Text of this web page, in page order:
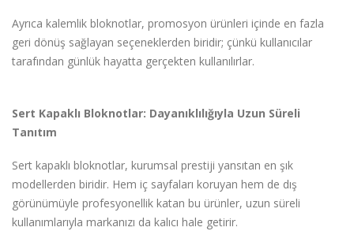
Ayrıca kalemlik bloknotlar, promosyon ürünleri içinde en fazla
geri dönüş sağlayan seçeneklerden biridir; çünkü kullanıcılar
tarafından günlük hayatta gerçekten kullanılırlar.
Sert Kapaklı Bloknotlar: Dayanıklılığıyla Uzun Süreli
Tanıtım
Sert kapaklı bloknotlar, kurumsal prestiji yansıtan en şık
modellerden biridir. Hem iç sayfaları koruyan hem de dış
görünümüyle profesyonellik katan bu ürünler, uzun süreli
kullanımlarıyla markanızı da kalıcı hale getirir.